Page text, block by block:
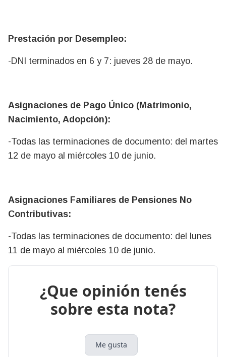
Prestación por Desempleo:
-DNI terminados en 6 y 7: jueves 28 de mayo.
Asignaciones de Pago Único (Matrimonio,
Nacimiento, Adopción):
-Todas las terminaciones de documento: del martes
12 de mayo al miércoles 10 de junio.
Asignaciones Familiares de Pensiones No
Contributivas:
-Todas las terminaciones de documento: del lunes
11 de mayo al miércoles 10 de junio.
¿Que opinión tenés
sobre esta nota?
Me gusta